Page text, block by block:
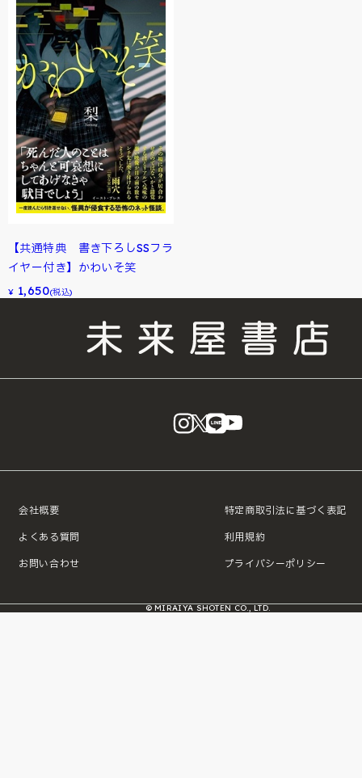
【共通特典 書き下ろしSSフラ
イヤー付き】かわいそ笑
¥ 1,650(税込)
instagram
X LINE
会社概要
よくある質問
お問い合わせ
特定商取引法に基づく表記
利用規約
プライバシーポリシー
© MIRAIYA SHOTEN CO., LTD.